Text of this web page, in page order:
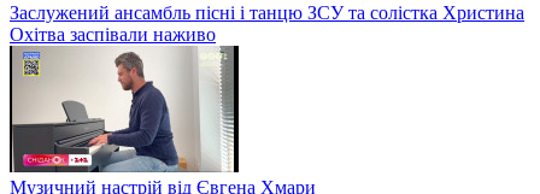
Заслужений ансамбль пісні і танцю ЗСУ та солістка Христина
Охітва заспівали наживо
Музичний настрій від Євгена Хмари